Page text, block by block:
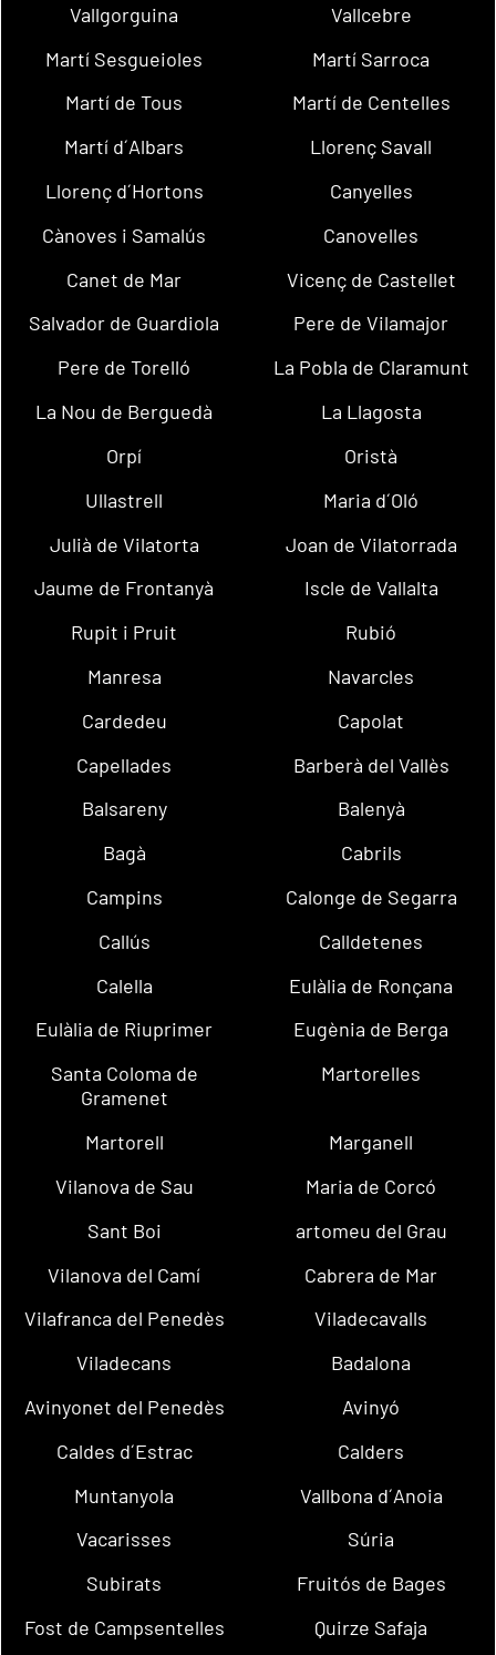
Vallgorguina
Vallcebre
Martí Sesgueioles
Martí Sarroca
Martí de Tous
Martí de Centelles
Martí d´Albars
Llorenç Savall
Llorenç d´Hortons
Canyelles
Cànoves i Samalús
Canovelles
Canet de Mar
Vicenç de Castellet
Salvador de Guardiola
Pere de Vilamajor
Pere de Torelló
La Pobla de Claramunt
La Nou de Berguedà
La Llagosta
Orpí
Oristà
Ullastrell
Maria d´Oló
Julià de Vilatorta
Joan de Vilatorrada
Jaume de Frontanyà
Iscle de Vallalta
Rupit i Pruit
Rubió
Manresa
Navarcles
Cardedeu
Capolat
Capellades
Barberà del Vallès
Balsareny
Balenyà
Bagà
Cabrils
Campins
Calonge de Segarra
Callús
Calldetenes
Calella
Eulàlia de Ronçana
Eulàlia de Riuprimer
Eugènia de Berga
Santa Coloma de
Gramenet
Martorelles
Martorell
Marganell
Vilanova de Sau
Maria de Corcó
Sant Boi
artomeu del Grau
Vilanova del Camí
Cabrera de Mar
Vilafranca del Penedès
Viladecavalls
Viladecans
Badalona
Avinyonet del Penedès
Avinyó
Caldes d´Estrac
Calders
Muntanyola
Vallbona d´Anoia
Vacarisses
Súria
Subirats
Fruitós de Bages
Fost de Campsentelles
Quirze Safaja